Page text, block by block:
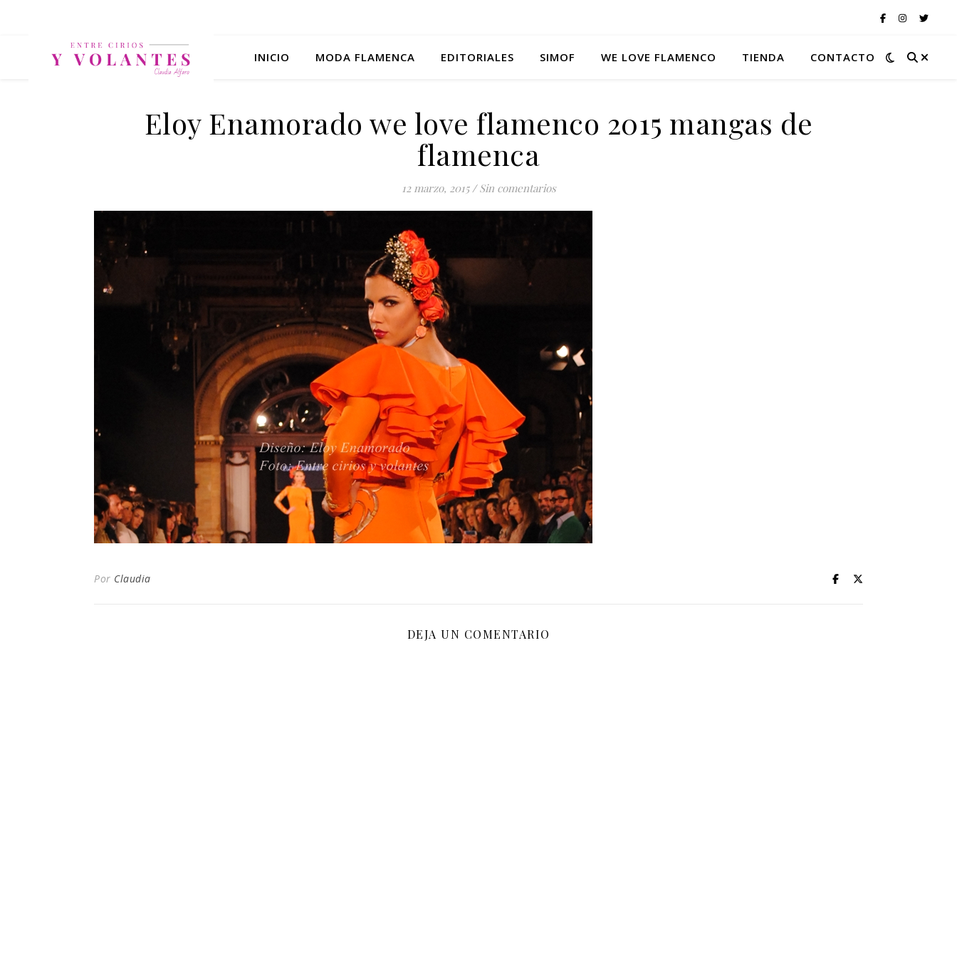
INICIO MODA FLAMENCA EDITORIALES SIMOF WE LOVE FLAMENCO TIENDA CONTACTO
Eloy Enamorado we love flamenco 2015 mangas de
flamenca
12 marzo, 2015 / Sin comentarios
Por Claudia
DEJA UN COMENTARIO